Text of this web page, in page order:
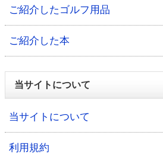
ご紹介したゴルフ用品
ご紹介した本
当サイトについて
当サイトについて
利用規約